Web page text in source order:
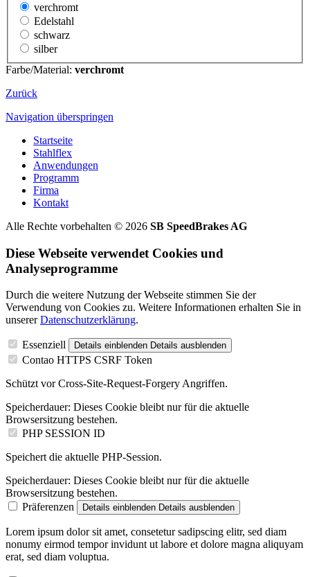
verchromt
Edelstahl
schwarz
silber
Farbe/Material: verchromt
Zurück
Navigation überspringen
Startseite
Stahlflex
Anwendungen
Programm
Firma
Kontakt
Alle Rechte vorbehalten © 2026 SB SpeedBrakes AG
Diese Webseite verwendet Cookies und
Analyseprogramme
Durch die weitere Nutzung der Webseite stimmen Sie der
Verwendung von Cookies zu. Weitere Informationen erhalten Sie in
unsererDatenschutzerklärung.
Essenziell Details einblenden Details ausblenden
Contao HTTPS CSRF Token
Schützt vor Cross-Site-Request-Forgery Angriffen.
Speicherdauer: Dieses Cookie bleibt nur für die aktuelle
Browsersitzung bestehen.
PHP SESSION ID
Speichert die aktuelle PHP-Session.
Speicherdauer: Dieses Cookie bleibt nur für die aktuelle
Browsersitzung bestehen.
Präferenzen
Details einblenden Details ausblenden
Lorem ipsum dolor sit amet, consetetur sadipscing elitr, sed diam
nonumy eirmod tempor invidunt ut labore et dolore magna aliquyam
erat, sed diam voluptua.